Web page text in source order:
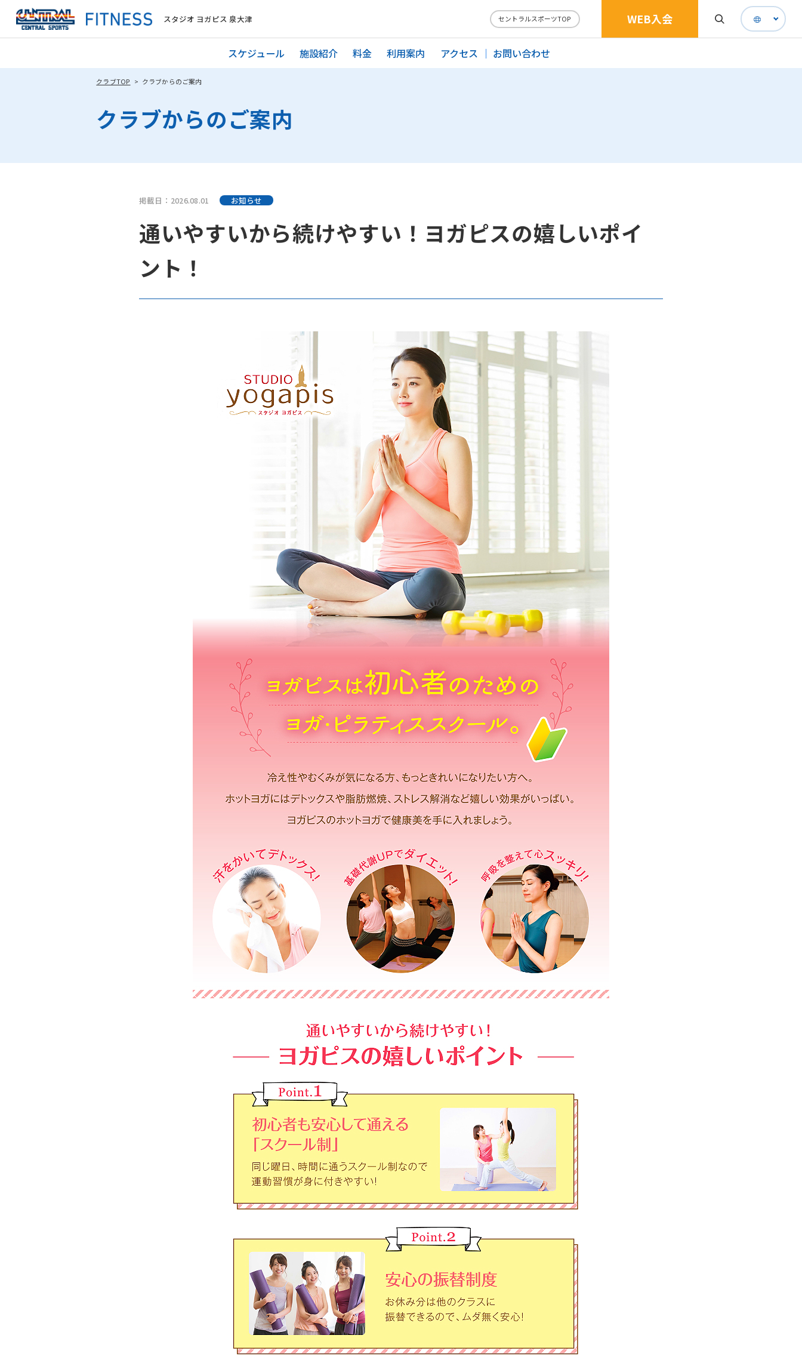
スタジオ ヨガピス 泉大津 セントラルスポーツTOP WEB入会
スケジュール 施設紹介 料金 利用案内 アクセス お問い合わせ
クラブTOP クラブからのご案内
クラブからのご案内
掲載日：2026.08.01 お知らせ
通いやすいから続けやすい！ヨガピスの嬉しいポイ
ント！
For foreigners
Central Sports official website is
automatically translated into
English. Click the link below (start
However, if you use an automatic
translation service, the Japanese
version of this website will be
translated mechanically, so it may
not be an accurate translation.
The translation may differ from the
original content. We ask that you
fully understand this before using
the service.